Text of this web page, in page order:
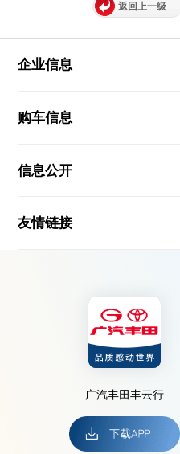
返回上一级
企业信息
购车信息
信息公开
友情链接
广汽丰田丰云行